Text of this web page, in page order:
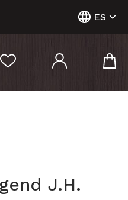
ES
J.H.